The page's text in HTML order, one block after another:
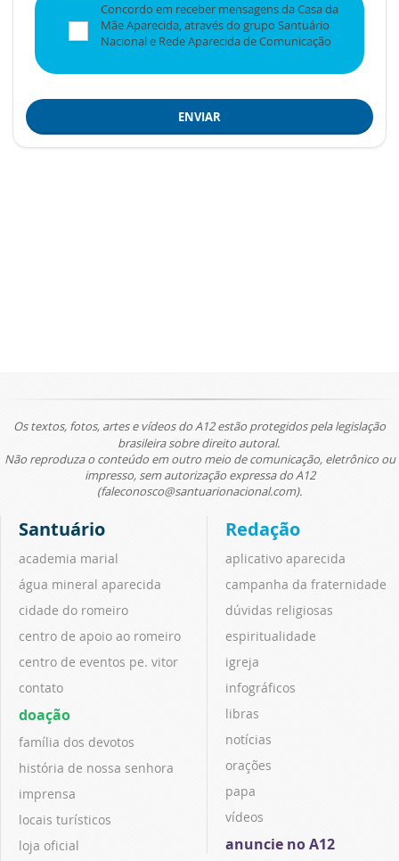
Concordo em receber mensagens da Casa da
Mãe Aparecida, através do grupo Santuário
Nacional e Rede Aparecida de Comunicação
ENVIAR
Os textos, fotos, artes e vídeos do A12 estão protegidos pela legislação
brasileira sobre direito autoral.
Não reproduza o conteúdo em outro meio de comunicação, eletrônico ou
impresso, sem autorização expressa do A12
(faleconosco@santuarionacional.com).
Santuário
academia marial
água mineral aparecida
cidade do romeiro
centro de apoio ao romeiro
centro de eventos pe. vitor
contato
doação
família dos devotos
história de nossa senhora
imprensa
locais turísticos
loja oficial
Redação
aplicativo aparecida
campanha da fraternidade
dúvidas religiosas
espiritualidade
igreja
infográficos
libras
notícias
orações
papa
vídeos
anuncie no A12